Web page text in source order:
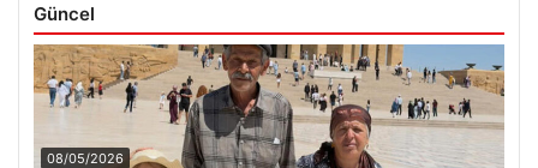
Güncel
08/05/2026